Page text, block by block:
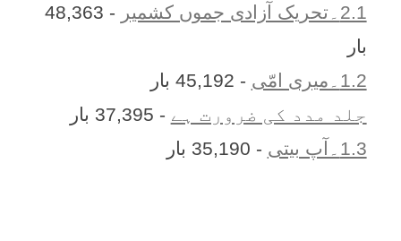
2.1۔تحریک آزادی جموں کشمیر
- 48,363
بار
1.2۔میری امّی
- 45,192 بار
جلد مدد کی ضرورت ہے - 37,395 بار
1.3۔آپ بیتی
- 35,190 بار